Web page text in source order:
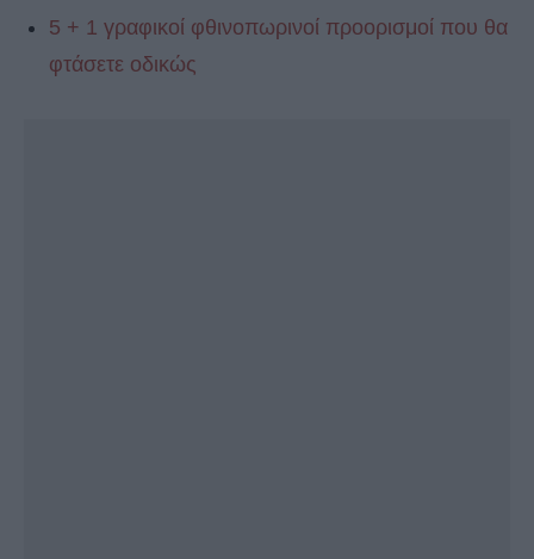
5 + 1 γραφικοί φθινοπωρινοί προορισμοί που θα
φτάσετε οδικώς